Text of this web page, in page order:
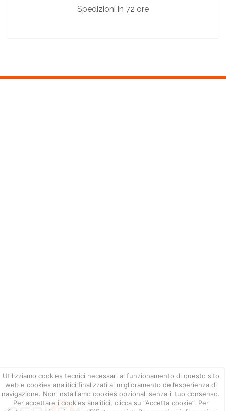
Utilizziamo cookies tecnici necessari al funzionamento di questo sito
web e cookies analitici finalizzati al miglioramento dell’esperienza di
navigazione. Non installiamo cookies opzionali senza il tuo consenso.
Per accettare i cookies analitici, clicca su “Accetta cookie”. Per
Spedizioni in 72 ore